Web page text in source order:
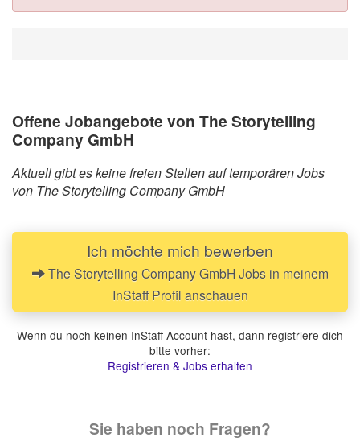
Offene Jobangebote von The Storytelling
Company GmbH
Aktuell gibt es keine freien Stellen auf temporären Jobs
von The Storytelling Company GmbH
Ich möchte mich bewerben
The Storytelling Company GmbH Jobs in meinem
InStaff Profil anschauen
Wenn du noch keinen InStaff Account hast, dann registriere dich
bitte vorher:
Registrieren & Jobs erhalten
Sie haben noch Fragen?